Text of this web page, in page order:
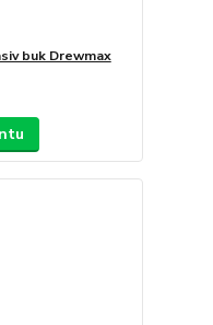
buk Drewmax